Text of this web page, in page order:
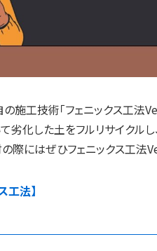
施工技術「フェニックス工法
劣化した土をフルリサイクル
際にはぜひフェニックス工法
工法】